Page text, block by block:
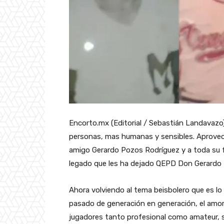
Encorto.mx (Editorial / Sebastián
personas, mas humanas y sensibles.
amigo Gerardo Pozos Rodríguez y a toda
legado que les ha dejado QEPD Don
Ahora volviendo al tema beisbolero que es
pasado de generación en generación, el
jugadores tanto profesional como amateur,